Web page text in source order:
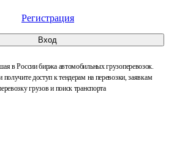
Регистрация
Вход
в России биржа автомобильных грузоперевозок.
получите доступ к тендерам на перевозки, заявкам
грузов и поиск транспорта